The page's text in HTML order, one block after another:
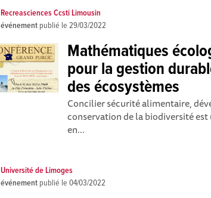
Recreasciences Ccsti Limousin
événement publié le29/03/2022
Mathématiques
pour la gestion
des écosystèmes
Concilier sécurité alimentaire,
conservation de la biodiversité
en...
Université de Limoges
événement publié le04/03/2022